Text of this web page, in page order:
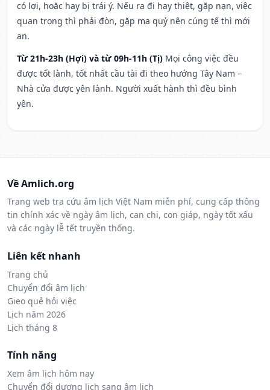
có lợi, hoặc hay bị trái ý. Nếu ra đi hay thiệt, gặp nạn, việc
quan trọng thì phải đòn, gặp ma quỷ nên cúng tế thì mới
an.
Từ 21h-23h (Hợi) và từ 09h-11h (Tị) Mọi công việc đều
được tốt lành, tốt nhất cầu tài đi theo hướng Tây Nam –
Nhà cửa được yên lành. Người xuất hành thì đều bình
yên.
Về Amlich.org
Trang web tra cứu âm lịch Việt Nam miễn phí, cung cấp thông
tin chính xác về ngày âm lịch, can chi, con giáp, ngày tốt xấu
và các ngày lễ tết truyền thống.
Liên kết nhanh
Trang chủ
Chuyển đổi âm lịch
Gieo quẻ hỏi việc
Lịch năm 2026
Lịch tháng 8
Tính năng
Xem âm lịch hôm nay
Chuyển đổi dương lịch sang âm lịch